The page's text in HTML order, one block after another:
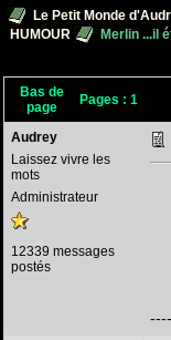
Le Petit Monde
HUMOUR
Merlin ...il
Bas de
page
Pages : 1
Audrey
Laissez vivre les
mots
Administrateur
12339 messages
postés